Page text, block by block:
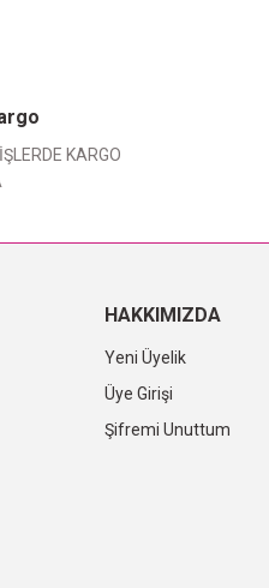
KARGO
HAKKIMIZDA
Yeni Üyelik
Üye Girişi
Şifremi Unuttum